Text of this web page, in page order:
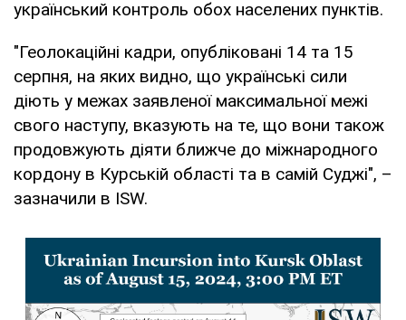
український контроль обох населених пунктів.
"Геолокаційні кадри, опубліковані 14 та 15
серпня, на яких видно, що українські сили
діють у межах заявленої максимальної межі
свого наступу, вказують на те, що вони також
продовжують діяти ближче до міжнародного
кордону в Курській області та в самій Суджі", –
зазначили в ISW.